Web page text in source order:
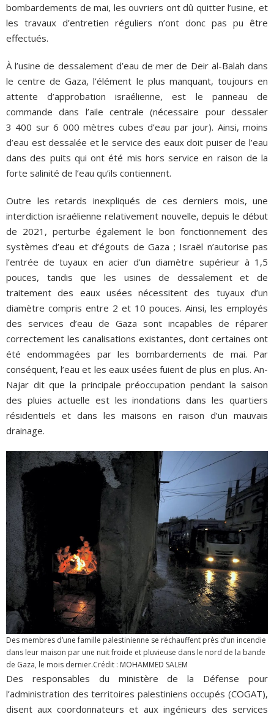
bombardements de mai, les ouvriers ont dû quitter l’usine, et
les travaux d’entretien réguliers n’ont donc pas pu être
effectués.
À l’usine de dessalement d’eau de mer de Deir al-Balah dans
le centre de Gaza, l’élément le plus manquant, toujours en
attente d’approbation israélienne, est le panneau de
commande dans l’aile centrale (nécessaire pour dessaler
3 400 sur 6 000 mètres cubes d’eau par jour). Ainsi, moins
d’eau est dessalée et le service des eaux doit puiser de l’eau
dans des puits qui ont été mis hors service en raison de la
forte salinité de l’eau qu’ils contiennent.
Outre les retards inexpliqués de ces derniers mois, une
interdiction israélienne relativement nouvelle, depuis le début
de 2021, perturbe également le bon fonctionnement des
systèmes d’eau et d’égouts de Gaza ; Israël n’autorise pas
l’entrée de tuyaux en acier d’un diamètre supérieur à 1,5
pouces, tandis que les usines de dessalement et de
traitement des eaux usées nécessitent des tuyaux d’un
diamètre compris entre 2 et 10 pouces. Ainsi, les employés
des services d’eau de Gaza sont incapables de réparer
correctement les canalisations existantes, dont certaines ont
été endommagées par les bombardements de mai. Par
conséquent, l’eau et les eaux usées fuient de plus en plus. An-
Najar dit que la principale préoccupation pendant la saison
des pluies actuelle est les inondations dans les quartiers
résidentiels et dans les maisons en raison d’un mauvais
drainage.
Des membres d’une famille palestinienne se réchauffent près d’un incendie
dans leur maison par une nuit froide et pluvieuse dans le nord de la bande
de Gaza, le mois dernier.Crédit : MOHAMMED SALEM
Des responsables du ministère de la Défense pour
l’administration des territoires palestiniens occupés (COGAT),
disent aux coordonnateurs et aux ingénieurs des services